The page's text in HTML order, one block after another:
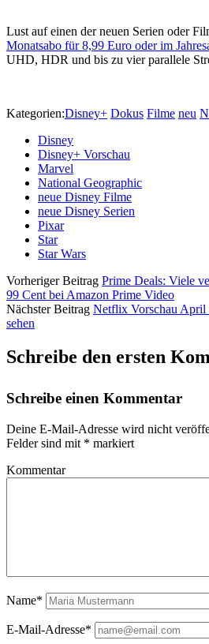
Lust auf einen der neuen Serien oder
Monatsabo für 8,99 Euro oder im
UHD, HDR und bis zu vier parallele
Kategorien:Disney+ Dokus Filme neu
Disney
Disney+ Vorschau
Marvel
National Geographic
neue Disney Filme
neue Disney Serien
Pixar
Star
Star Wars
Vorheriger Beitrag Prime Deals: Viele
99 Cent bei Amazon Prime Video
Nächster Beitrag Netflix Vorschau April
sehen
Schreibe den ersten
Schreibe einen Kommentar
Deine E-Mail-Adresse wird nicht
Felder sind mit * markiert
Kommentar
Name*
E-Mail-Adresse*